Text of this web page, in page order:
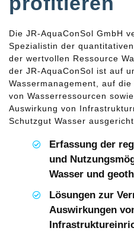
Die JR-AquaConSol GmbH
Spezialistin der
der wertvollen Ressource
der JR-AquaConSol ist auf
Wassermanagement, auf
von Wasserressourcen
Auswirkung von
Schutzgut Wasser
Erfassung der
und
Wasser und
Lösungen zur
Auswirkungen